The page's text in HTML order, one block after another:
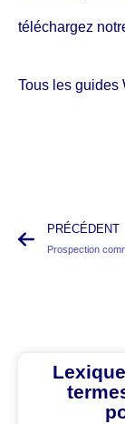
téléchargez
Tous les guides
PRÉCÉDENT